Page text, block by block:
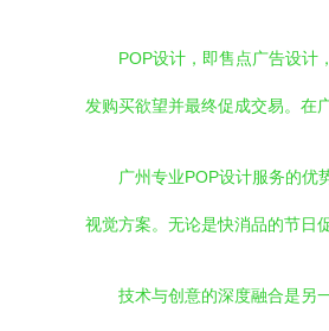
POP设计，即售点广告设计
发购买欲望并最终促成交易。在
广州专业POP设计服务的优
视觉方案。无论是快消品的节日
技术与创意的深度融合是另